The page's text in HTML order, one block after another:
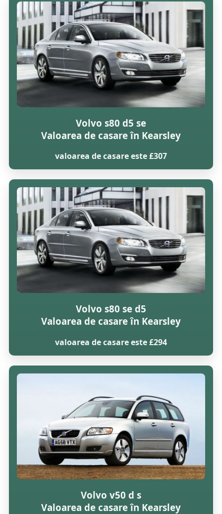
Volvo s80 d5 se
Valoarea de casare în Kearsley
valoarea de casare este £307
Volvo s80 se d5
Valoarea de casare în Kearsley
valoarea de casare este £294
Volvo v50 d s
Valoarea de casare în Kearsley